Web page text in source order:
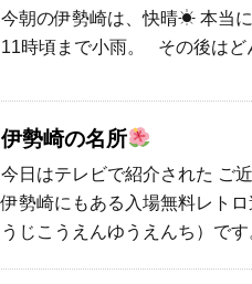
今朝の伊勢崎は、快晴☀ 本当
11時頃まで小雨。 その後は
伊勢崎の名所
今日はテレビで紹介された ご
伊勢崎にもある入場無料レト
うじこうえんゆうえんち）で